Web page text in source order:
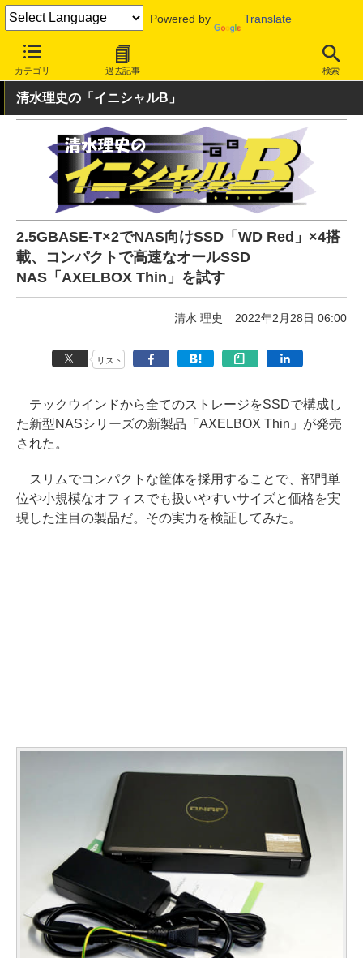
Powered by Translate
カテゴリ 過去記事 検索
INTERNET Watch ハードウェア
清水理史の「イニシャルB」
2.5GBASE-T×2でNAS向けSSD「WD Red」×4搭
載、コンパクトで高速なオールSSD
NAS「AXELBOX Thin」を試す
清水 理史 2022年2月28日 06:00
リスト
テックウインドから全てのストレージをSSDで構成し
た新型NASシリーズの新製品「AXELBOX Thin」が発売
された。
スリムでコンパクトな筐体を採用することで、部門単
位や小規模なオフィスでも扱いやすいサイズと価格を実
現した注目の製品だ。その実力を検証してみた。